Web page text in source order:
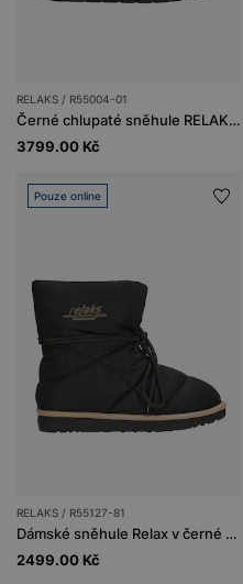
RELAKS / R55004-01
Černé chlupaté sněhule RELAKS s lakovanými prvky
3799.00 Kč
Pouze online
RELAKS / R55127-81
Dámské sněhule Relax v černé barvě
2499.00 Kč